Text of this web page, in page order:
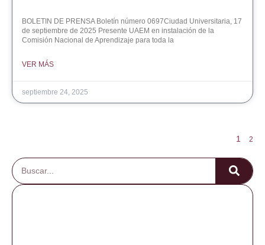
BOLETIN DE PRENSA Boletín número 0697Ciudad Universitaria, 17
de septiembre de 2025 Presente UAEM en instalación de la
Comisión Nacional de Aprendizaje para toda la
VER MÁS
septiembre 24, 2025
1 2